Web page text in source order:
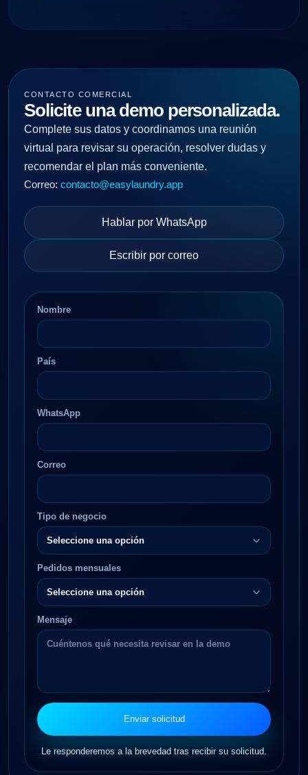
CONTACTO COMERCIAL
Solicite una demo personalizada.
Complete sus datos y coordinamos una reunión
virtual para revisar su operación, resolver dudas y
recomendar el plan más conveniente.
Correo: contacto@easylaundry.app
Hablar por WhatsApp
Escribir por correo
Nombre
País
WhatsApp
Correo
Tipo de negocio
Pedidos mensuales
Mensaje
Enviar solicitud
Le responderemos a la brevedad tras recibir su solicitud.